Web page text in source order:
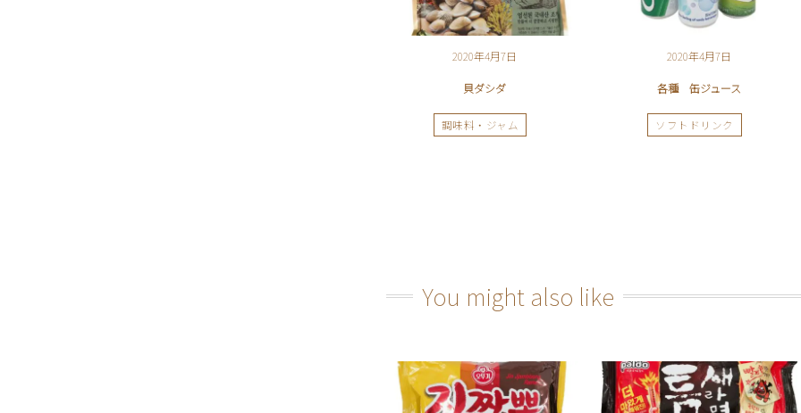
2020年4月7日
貝ダシダ
調味料・ジャム
2020年4月7日
各種 缶ジュース
ソフトドリンク
You might also like